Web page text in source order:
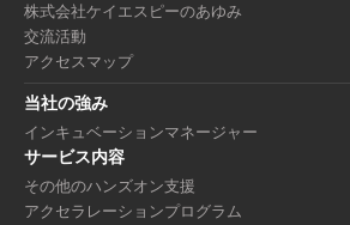
株式会社ケイエスピーのあゆみ
交流活動
アクセスマップ
当社の強み
インキュベーションマネージャー
サービス内容
その他のハンズオン支援
アクセラレーションプログラム